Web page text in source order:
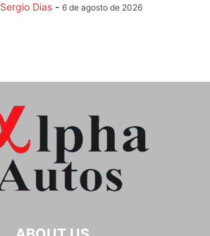
Sergio Dias - 6 de agosto de 2026